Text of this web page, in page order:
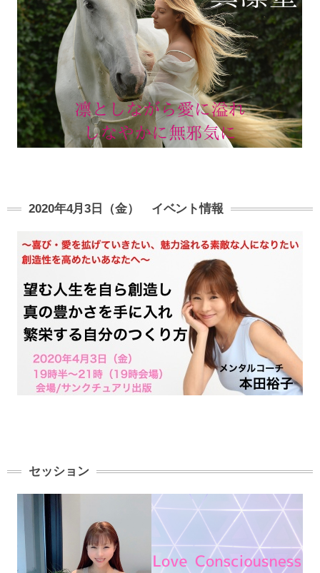
2020年4月3日（金） イベント情報
セッション